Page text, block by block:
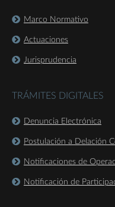
Marco Normativo
Actuaciones
Jurisprudencia
TRÁMITES DIGITALES
Denuncia Electrónica
Postulación a Delación
Notificaciones de
Notificación de